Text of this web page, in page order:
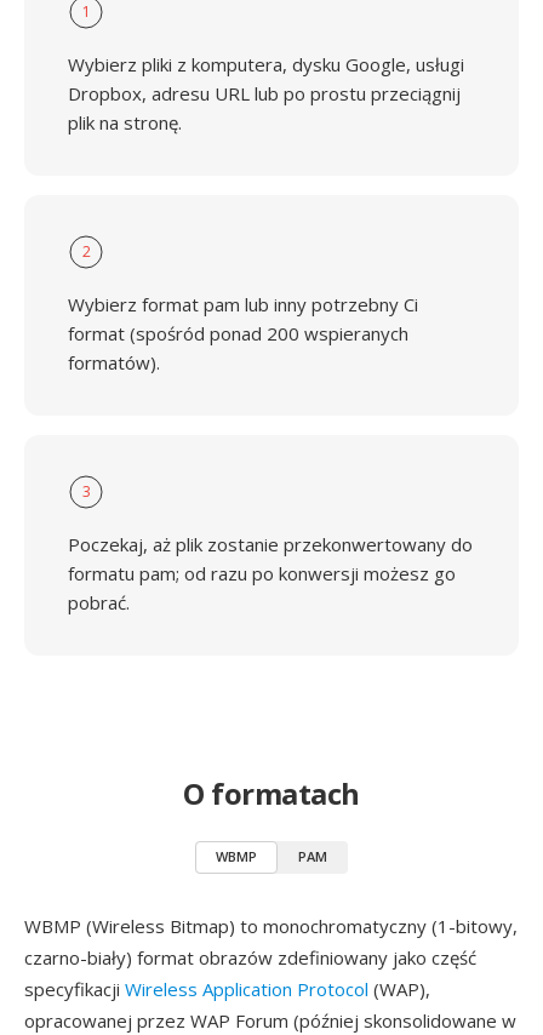
1
Wybierz pliki z komputera, dysku Google, usługi
Dropbox, adresu URL lub po prostu przeciągnij
plik na stronę.
2
Wybierz format pam lub inny potrzebny Ci
format (spośród ponad 200 wspieranych
formatów).
3
Poczekaj, aż plik zostanie przekonwertowany do
formatu pam; od razu po konwersji możesz go
pobrać.
O formatach
WBMP PAM
WBMP (Wireless Bitmap) to monochromatyczny (1-bitowy,
czarno-biały) format obrazów zdefiniowany jako część
specyfikacji Wireless Application Protocol (WAP),
opracowanej przez WAP Forum (później skonsolidowane w